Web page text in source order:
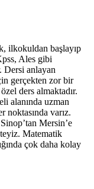
ilkokuldan başlayıp
Ales gibi
Dersi anlayan
gerçekten zor bir
ders almaktadır.
alanında uzman
noktasında varız.
Mersin’e
Matematik
çok daha kolay